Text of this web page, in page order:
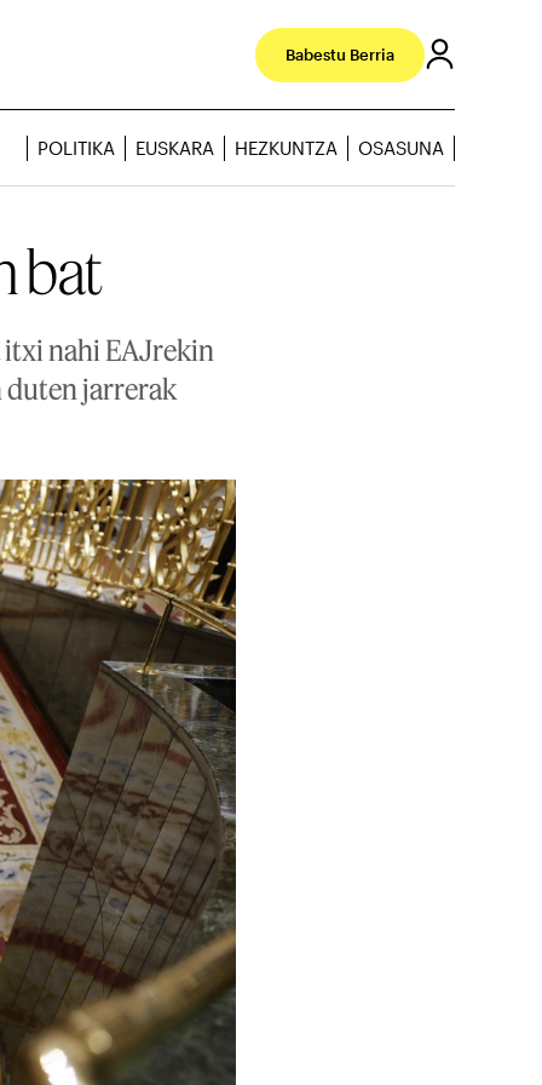
Babestu Berria
POLITIKA EUSKARA HEZKUNTZA OSASUNA
bat
itxi nahi EAJrekin
duten jarrerak